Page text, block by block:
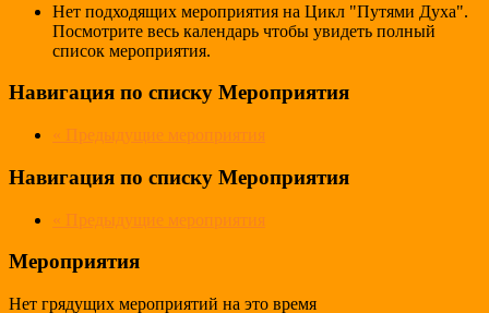
Нет подходящих мероприятия на Цикл "Путями Духа".
Посмотрите весь календарь чтобы увидеть полный
список мероприятия.
Навигация по списку Мероприятия
« Предыдущие мероприятия
Навигация по списку Мероприятия
« Предыдущие мероприятия
Мероприятия
Нет грядущих мероприятий на это время